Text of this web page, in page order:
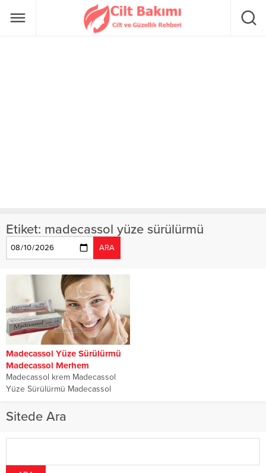
Sitede Ara
Etiket: madecassol yüze sürülürmü
ARA
Madecassol Yüze Sürülürmü
Madecassol Merhem
Madecassol krem Madecassol
Yüze Sürülürmü Madecassol
yanıklar için en çok kullanıp...